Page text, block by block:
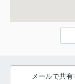
メールで共有